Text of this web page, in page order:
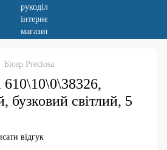
Бісер Preciosa
610\10\0\38326,
бузковий світлий, 5
відгук